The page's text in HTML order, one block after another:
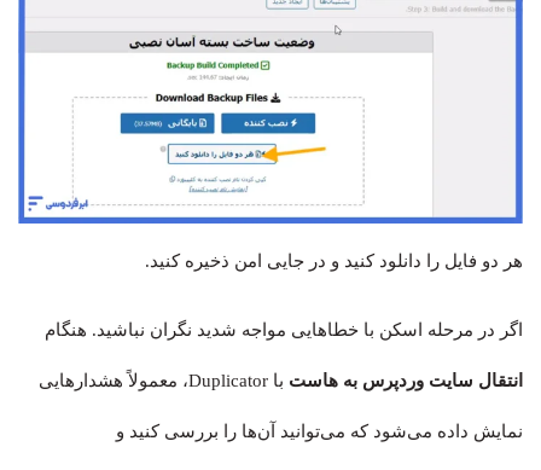
هر دو فایل را دانلود کنید و در جایی امن ذخیره کنید.
اگر در مرحله اسکن با خطاهایی مواجه شدید نگران نباشید. هنگام
انتقال سایت وردپرس به هاست با Duplicator، معمولاً هشدارهایی
نمایش داده می‌شود که می‌توانید آن‌ها را بررسی کنید و